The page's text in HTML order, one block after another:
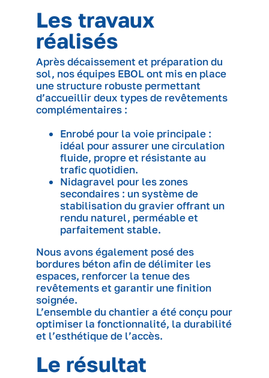
Les travaux
réalisés
Après décaissement et préparation du
sol, nos équipes EBOL ont mis en place
une structure robuste permettant
d’accueillir deux types de revêtements
complémentaires :
Enrobé pour la voie principale :
idéal pour assurer une circulation
fluide, propre et résistante au
trafic quotidien.
Nidagravel pour les zones
secondaires : un système de
stabilisation du gravier offrant un
rendu naturel, perméable et
parfaitement stable.
Nous avons également posé des
bordures béton afin de délimiter les
espaces, renforcer la tenue des
revêtements et garantir une finition
soignée.
L’ensemble du chantier a été conçu pour
optimiser la fonctionnalité, la durabilité
et l’esthétique de l’accès.
Le résultat